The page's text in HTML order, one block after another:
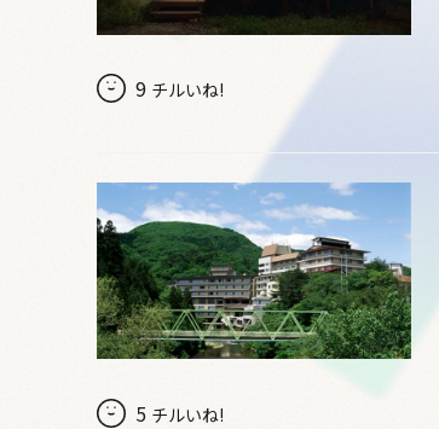
9 チルいね!
5 チルいね!